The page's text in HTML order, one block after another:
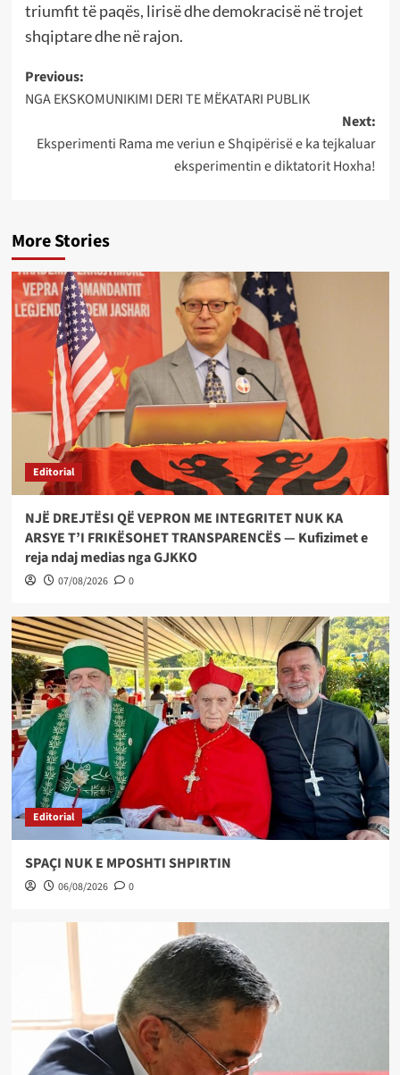
triumfit të paqës, lirisë dhe demokracisë në trojet
shqiptare dhe në rajon.
Post
navigation
Previous:
NGA EKSKOMUNIKIMI DERI TE MËKATARI PUBLIK
Next:
Eksperimenti Rama me veriun e Shqipërisë e ka tejkaluar
eksperimentin e diktatorit Hoxha!
More Stories
Editorial
NJË DREJTËSI QË VEPRON ME INTEGRITET NUK KA
ARSYE T’I FRIKËSOHET TRANSPARENCËS — Kufizimet e
reja ndaj medias nga GJKKO
07/08/2026 0
Editorial
SPAÇI NUK E MPOSHTI SHPIRTIN
06/08/2026 0